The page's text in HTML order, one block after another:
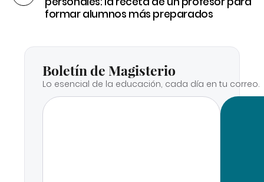
formar alumnos más preparados
Boletín de Magisterio
Lo esencial de la educación, cada día en tu correo.